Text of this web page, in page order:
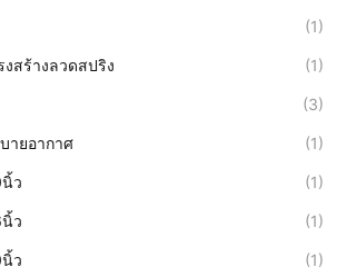
(1)
สร้างลวดสปริง (1)
(3)
ายอากาศ (1)
ว (1)
ว (1)
ว (1)